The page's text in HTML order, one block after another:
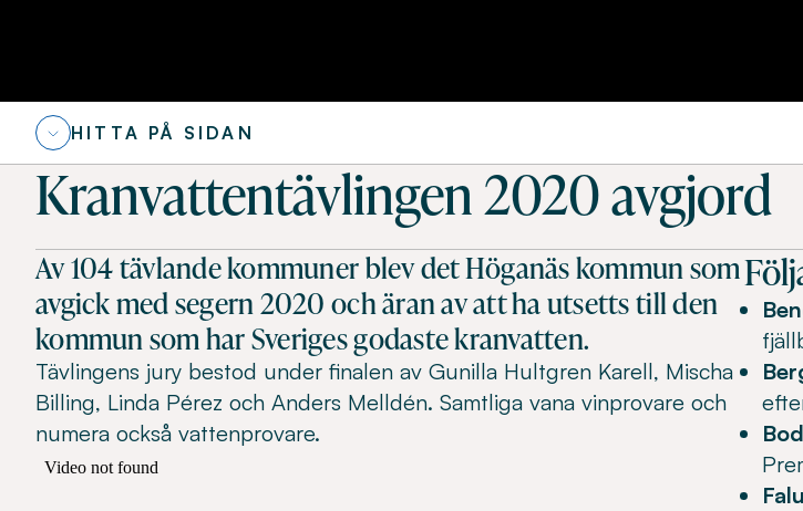
HITTA PÅ SIDAN
Kranvattentävlingen 2020 avgjord
Av 104 tävlande kommuner blev det Höganäs kommun som
avgick med segern 2020 och äran av att ha utsetts till den
kommun som har Sveriges godaste kranvatten.
Tävlingens jury bestod under finalen av Gunilla Hultgren Karell, Mischa
Billing, Linda Pérez och Anders Melldén. Samtliga vana vinprovare och
numera också vattenprovare.